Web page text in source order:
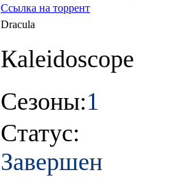
Ссылка на торрент
Dracula
Кaleidoscope
Сезоны:1
Статус:
Завершен